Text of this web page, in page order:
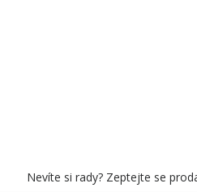
Nevíte si rady? Zeptejte se